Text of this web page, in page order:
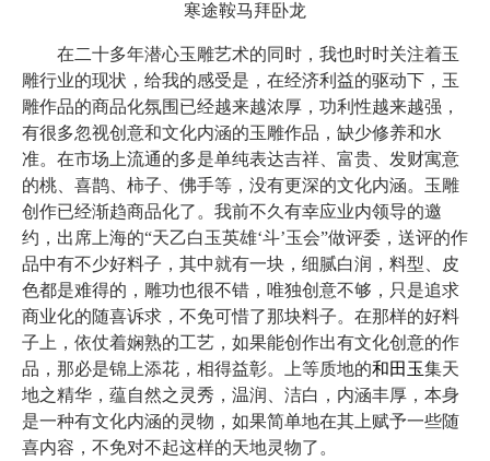
寒途鞍马拜卧龙
在二十多年潜心玉雕艺术的同时，我也时时关注着玉
雕行业的现状，给我的感受是，在经济利益的驱动下，玉
雕作品的商品化氛围已经越来越浓厚，功利性越来越强，
有很多忽视创意和文化内涵的玉雕作品，缺少修养和水
准。在市场上流通的多是单纯表达吉祥、富贵、发财寓意
的桃、喜鹊、柿子、佛手等，没有更深的文化内涵。玉雕
创作已经渐趋商品化了。我前不久有幸应业内领导的邀
约，出席上海的“天乙白玉英雄‘斗’玉会”做评委，送评的作
品中有不少好料子，其中就有一块，细腻白润，料型、皮
色都是难得的，雕功也很不错，唯独创意不够，只是追求
商业化的随喜诉求，不免可惜了那块料子。在那样的好料
子上，依仗着娴熟的工艺，如果能创作出有文化创意的作
品，那必是锦上添花，相得益彰。上等质地的和田玉集天
地之精华，蕴自然之灵秀，温润、洁白，内涵丰厚，本身
是一种有文化内涵的灵物，如果简单地在其上赋予一些随
喜内容，不免对不起这样的天地灵物了。